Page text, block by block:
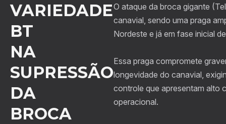
VARIEDADE
BT
NA
SUPRESSÃO
DA
BROCA
O ataque da broca gigante
canavial, sendo uma praga
Nordeste e já em fase inicial
Essa praga compromete
longevidade do canavial,
controle que apresentam alto
operacional.